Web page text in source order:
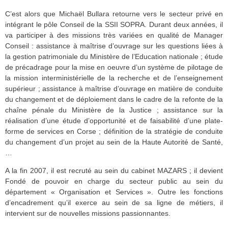
C’est alors que Michaël Bullara retourne vers le secteur privé en
intégrant le pôle Conseil de la SSII SOPRA . Durant deux années, il
va participer à des missions très variées en qualité de Manager
Conseil : assistance à maîtrise d’ouvrage sur les questions liées à
la gestion patrimoniale du Ministère de l’Education nationale ; étude
de précadrage pour la mise en oeuvre d’un système de pilotage de
la mission interministérielle de la recherche et de l’enseignement
supérieur ; assistance à maîtrise d’ouvrage en matière de conduite
du changement et de déploiement dans le cadre de la refonte de la
chaîne pénale du Ministère de la Justice ; assistance sur la
réalisation d’une étude d’opportunité et de faisabilité d’une plate-
forme de services en Corse ; définition de la stratégie de conduite
du changement d’un projet au sein de la Haute Autorité de Santé,
A la fin 2007, il est recruté au sein du cabinet MAZARS ; il devient
Fondé de pouvoir en charge du secteur public au sein du
département « Organisation et Services ». Outre les fonctions
d’encadrement qu’il exerce au sein de sa ligne de métiers, il
intervient sur de nouvelles missions passionnantes.